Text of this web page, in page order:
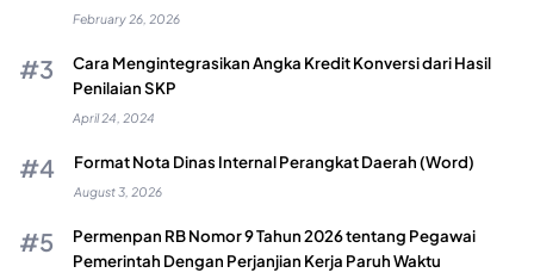
February 26, 2026
Cara Mengintegrasikan Angka Kredit Konversi dari Hasil
Penilaian SKP
April 24, 2024
Format Nota Dinas Internal Perangkat Daerah (Word)
August 3, 2026
Permenpan RB Nomor 9 Tahun 2026 tentang Pegawai
Pemerintah Dengan Perjanjian Kerja Paruh Waktu